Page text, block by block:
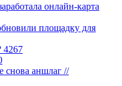
онлайн-карта
площадку для
4267
снова аншлаг //